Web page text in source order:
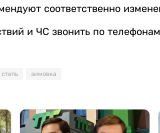
соответственно
и ЧС звонить по
степь зимовка